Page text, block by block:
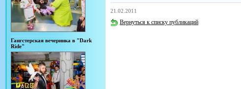
Гангстерская вечеринка в "Dark
Ride"
21.02.2011
Вернуться к списку публикаций